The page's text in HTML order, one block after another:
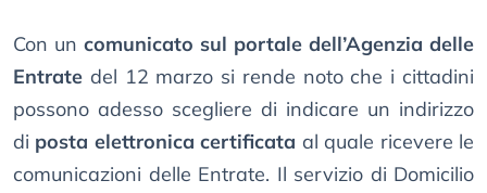
Con un comunicato sul portale dell’Agenzia delle
Entrate del 12 marzo si rende noto che i cittadini
possono adesso scegliere di indicare un indirizzo
di posta elettronica certificata al quale ricevere le
comunicazioni delle Entrate. Il servizio di Domicilio